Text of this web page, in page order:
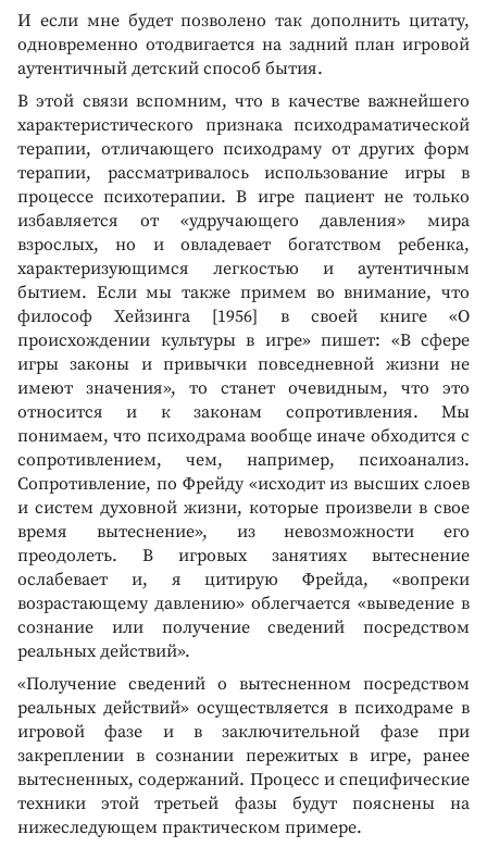
И если мне будет позволено так дополнить цитату,
одновременно отодвигается на задний план игровой
аутентичный детский способ бытия.
В этой связи вспомним, что в качестве важнейшего
характеристического признака психодраматической
терапии, отличающего психодраму от других форм
терапии, рассматривалось использование игры в
процессе психотерапии. В игре пациент не только
избавляется от «удручающего давления» мира
взрослых, но и овладевает богатством ребенка,
характеризующимся легкостью и аутентичным
бытием. Если мы также примем во внимание, что
философ Хейзинга [1956] в своей книге «О
происхождении культуры в игре» пишет: «В сфере
игры законы и привычки повседневной жизни не
имеют значения», то станет очевидным, что это
относится и к законам сопротивления. Мы
понимаем, что психодрама вообще иначе обходится с
сопротивлением, чем, например, психоанализ.
Сопротивление, по Фрейду «исходит из высших слоев
и систем духовной жизни, которые произвели в свое
время вытеснение», из невозможности его
преодолеть. В игровых занятиях вытеснение
ослабевает и, я цитирую Фрейда, «вопреки
возрастающему давлению» облегчается «выведение в
сознание или получение сведений посредством
реальных действий».
«Получение сведений о вытесненном посредством
реальных действий» осуществляется в психодраме в
игровой фазе и в заключительной фазе при
закреплении в сознании пережитых в игре, ранее
вытесненных, содержаний. Процесс и специфические
техники этой третьей фазы будут пояснены на
нижеследующем практическом примере.